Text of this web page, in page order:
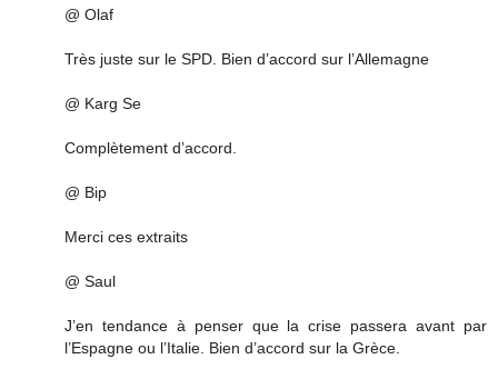
@ Olaf
Très juste sur le SPD. Bien d’accord sur l’Allemagne
@ Karg Se
Complètement d’accord.
@ Bip
Merci ces extraits
@ Saul
J’en tendance à penser que la crise passera avant par
l’Espagne ou l’Italie. Bien d’accord sur la Grèce.